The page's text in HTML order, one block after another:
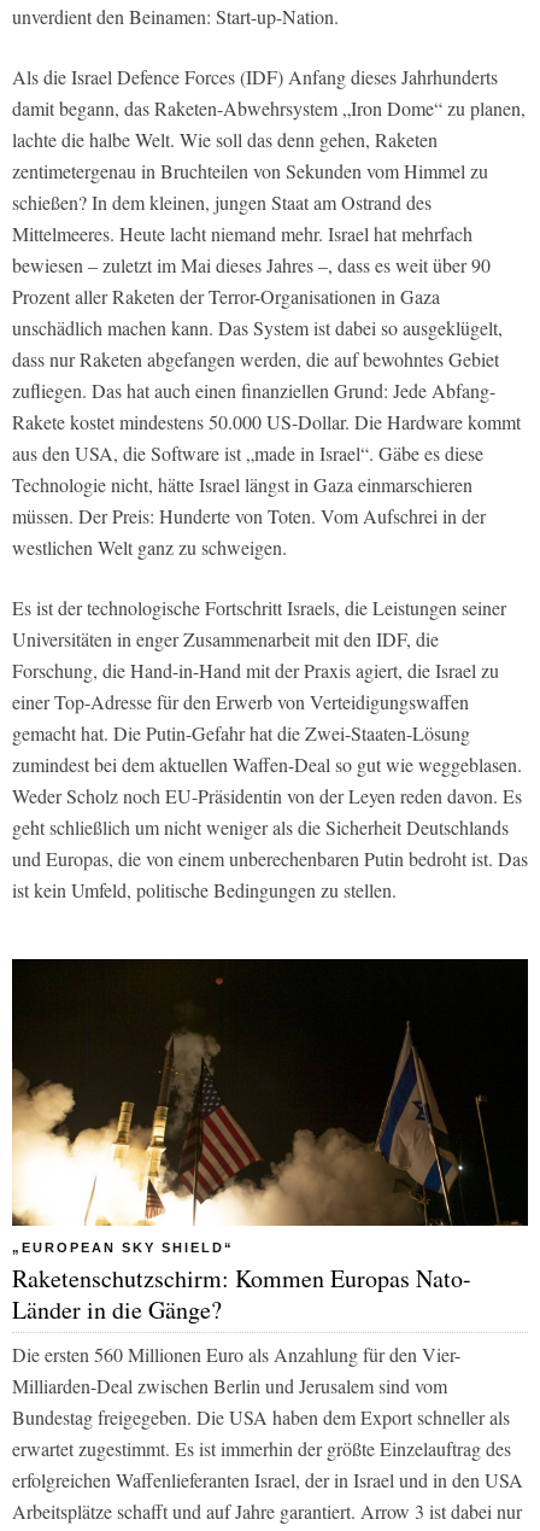
unverdient den Beinamen: Start-up-Nation.
Als die Israel Defence Forces (IDF) Anfang dieses Jahrhunderts
damit begann, das Raketen-Abwehrsystem „Iron Dome“ zu planen,
lachte die halbe Welt. Wie soll das denn gehen, Raketen
zentimetergenau in Bruchteilen von Sekunden vom Himmel zu
schießen? In dem kleinen, jungen Staat am Ostrand des
Mittelmeeres. Heute lacht niemand mehr. Israel hat mehrfach
bewiesen – zuletzt im Mai dieses Jahres –, dass es weit über 90
Prozent aller Raketen der Terror-Organisationen in Gaza
unschädlich machen kann. Das System ist dabei so ausgeklügelt,
dass nur Raketen abgefangen werden, die auf bewohntes Gebiet
zufliegen. Das hat auch einen finanziellen Grund: Jede Abfang-
Rakete kostet mindestens 50.000 US-Dollar. Die Hardware kommt
aus den USA, die Software ist „made in Israel“. Gäbe es diese
Technologie nicht, hätte Israel längst in Gaza einmarschieren
müssen. Der Preis: Hunderte von Toten. Vom Aufschrei in der
westlichen Welt ganz zu schweigen.
Es ist der technologische Fortschritt Israels, die Leistungen seiner
Universitäten in enger Zusammenarbeit mit den IDF, die
Forschung, die Hand-in-Hand mit der Praxis agiert, die Israel zu
einer Top-Adresse für den Erwerb von Verteidigungswaffen
gemacht hat. Die Putin-Gefahr hat die Zwei-Staaten-Lösung
zumindest bei dem aktuellen Waffen-Deal so gut wie weggeblasen.
Weder Scholz noch EU-Präsidentin von der Leyen reden davon. Es
geht schließlich um nicht weniger als die Sicherheit Deutschlands
und Europas, die von einem unberechenbaren Putin bedroht ist. Das
ist kein Umfeld, politische Bedingungen zu stellen.
„EUROPEAN SKY SHIELD“
Raketenschutzschirm: Kommen Europas Nato-
Länder in die Gänge?
Die ersten 560 Millionen Euro als Anzahlung für den Vier-
Milliarden-Deal zwischen Berlin und Jerusalem sind vom
Bundestag freigegeben. Die USA haben dem Export schneller als
erwartet zugestimmt. Es ist immerhin der größte Einzelauftrag des
erfolgreichen Waffenlieferanten Israel, der in Israel und in den USA
Arbeitsplätze schafft und auf Jahre garantiert. Arrow 3 ist dabei nur